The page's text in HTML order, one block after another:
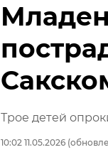
Трое детей
10:02 11.05.2026